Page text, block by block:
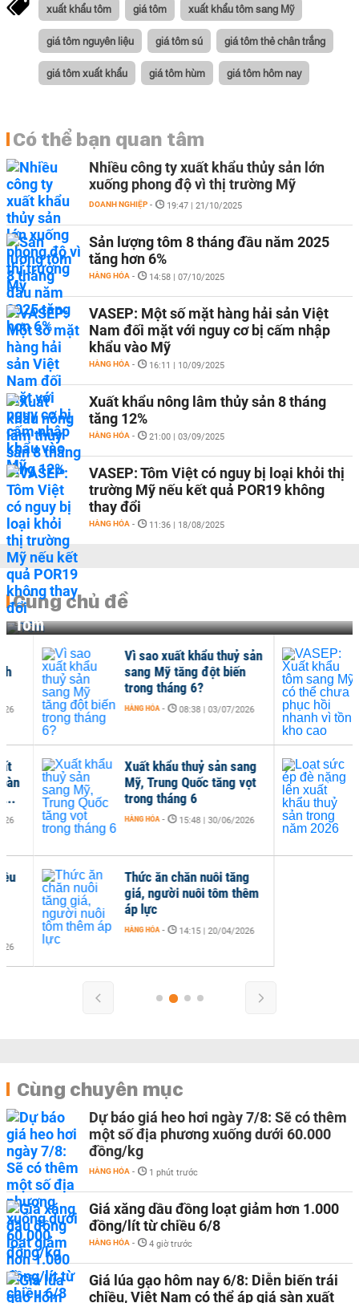
xuất khẩu tôm giá tôm xuất khẩu tôm sang Mỹ
giá tôm nguyên liệu giá tôm sú giá tôm thẻ chân trắng
giá tôm xuất khẩu giá tôm hùm giá tôm hôm nay
Có thể bạn quan tâm
Nhiều công ty xuất khẩu thủy sản lớn
xuống phong độ vì thị trường Mỹ
DOANH NGHIỆP - 19:47 | 21/10/2025
Sản lượng tôm 8 tháng đầu năm 2025
tăng hơn 6%
HÀNG HÓA - 14:58 | 07/10/2025
VASEP: Một số mặt hàng hải sản Việt
Nam đối mặt với nguy cơ bị cấm nhập
khẩu vào Mỹ
HÀNG HÓA - 16:11 | 10/09/2025
Xuất khẩu nông lâm thủy sản 8 tháng
tăng 12%
HÀNG HÓA - 21:00 | 03/09/2025
VASEP: Tôm Việt có nguy bị loại khỏi thị
trường Mỹ nếu kết quả POR19 không
thay đổi
HÀNG HÓA - 11:36 | 18/08/2025
Cùng chủ đề
Tôm
Vì sao xuất khẩu thuỷ sản
sang Mỹ tăng đột biến
trong tháng 6?
HÀNG HÓA - 08:38 | 03/07/2026
Xuất khẩu thuỷ sản sang
Mỹ, Trung Quốc tăng vọt
trong tháng 6
HÀNG HÓA - 15:48 | 30/06/2026
hồi
Thức ăn chăn nuôi tăng
giá, người nuôi tôm thêm
áp lực
HÀNG HÓA - 14:15 | 20/04/2026
Cùng chuyên mục
Dự báo giá heo hơi ngày 7/8: Sẽ có thêm
một số địa phương xuống dưới 60.000
đồng/kg
HÀNG HÓA - 1 phút trước
Giá xăng dầu đồng loạt giảm hơn 1.000
đồng/lít từ chiều 6/8
HÀNG HÓA - 4 giờ trước
Giá lúa gạo hôm nay 6/8: Diễn biến trái
chiều, Việt Nam có thể áp giá sàn xuất